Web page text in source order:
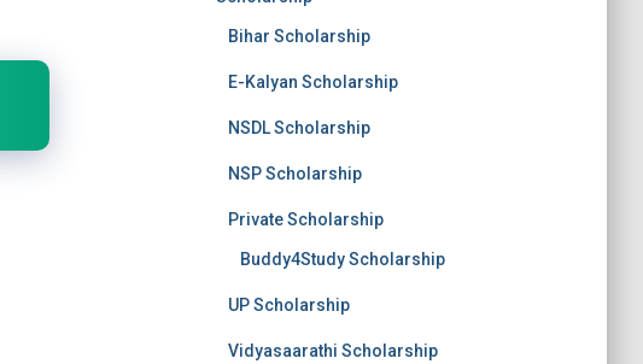
Bihar Scholarship
E-Kalyan Scholarship
NSDL Scholarship
NSP Scholarship
Private Scholarship
Buddy4Study Scholarship
UP Scholarship
Vidyasaarathi Scholarship